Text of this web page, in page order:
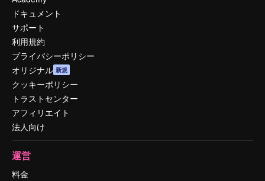
ドキュメント
サポート
利用規約
プライバシーポリシー
オリジナル 新規
クッキーポリシー
トラストセンター
アフィリエイト
法人向け
運営
料金